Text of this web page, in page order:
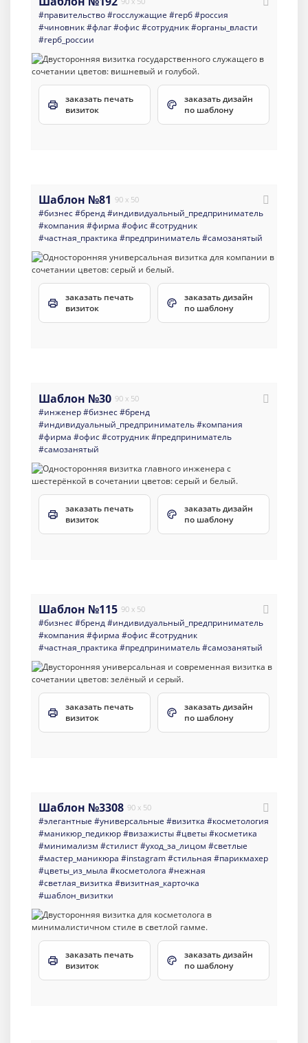
#правительство#госслужащие #герб#россия
#чиновник#флаг#офис#сотрудник#органы_власти
#герб_россии
заказать печать
визиток
заказать дизайн
по шаблону
Шаблон №81 90 x 50
#бизнес#бренд#индивидуальный_предприниматель
#компания #фирма #офис#сотрудник
#частная_практика #предприниматель#самозанятый
заказать печать
визиток
заказать дизайн
по шаблону
Шаблон №30 90 x 50
#инженер#бизнес#бренд
#индивидуальный_предприниматель#компания
#фирма #офис#сотрудник#предприниматель
#самозанятый
заказать печать
визиток
заказать дизайн
по шаблону
Шаблон №115 90 x 50
#бизнес#бренд#индивидуальный_предприниматель
#компания #фирма #офис#сотрудник
#частная_практика #предприниматель#самозанятый
заказать печать
визиток
заказать дизайн
по шаблону
Шаблон №3308 90 x 50
#элегантные #универсальные #визитка #косметология
#маникюр_педикюр#визажисты#цветы#косметика
#минимализм #стилист#уход_за_лицом #светлые
#мастер_маникюра #instagram#стильная #парикмахер
#цветы_из_мыла #косметолога #нежная
#светлая_визитка #визитная_карточка
#шаблон_визитки
заказать печать
визиток
заказать дизайн
по шаблону